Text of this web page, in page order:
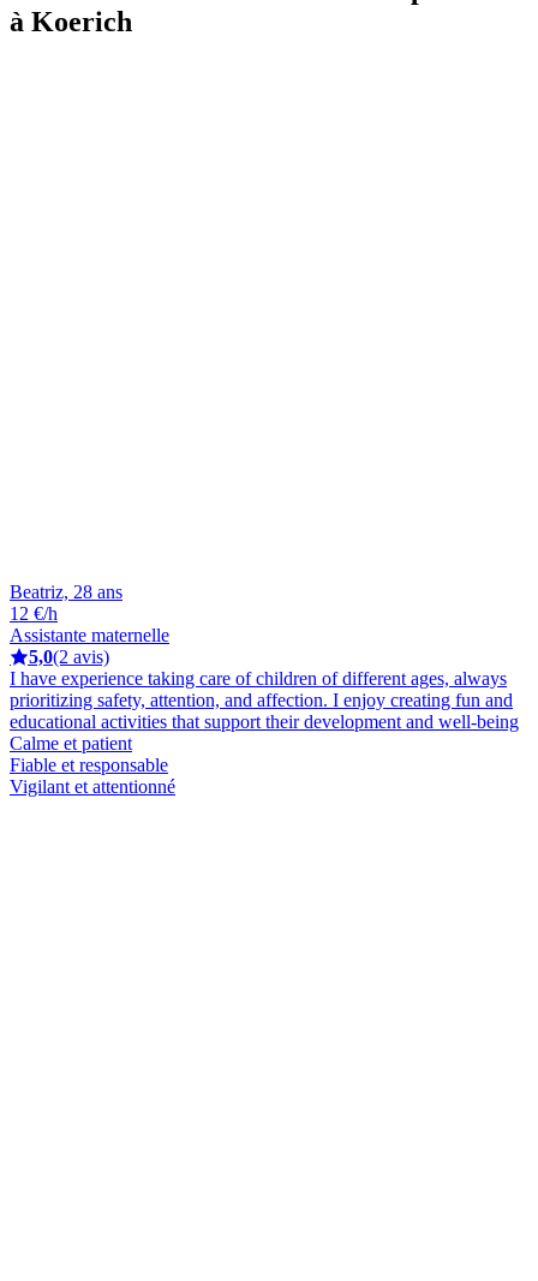
à Koerich
Beatriz, 28 ans
12 €/h
Assistante maternelle
5,0(2 avis)
I have experience taking care of children of different ages, always
prioritizing safety, attention, and affection. I enjoy creating fun and
educational activities that support their development and well-being
Calme et patient
Fiable et responsable
Vigilant et attentionné